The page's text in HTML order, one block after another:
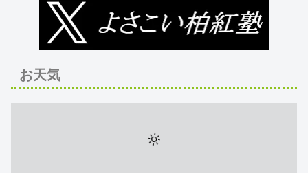
お天気